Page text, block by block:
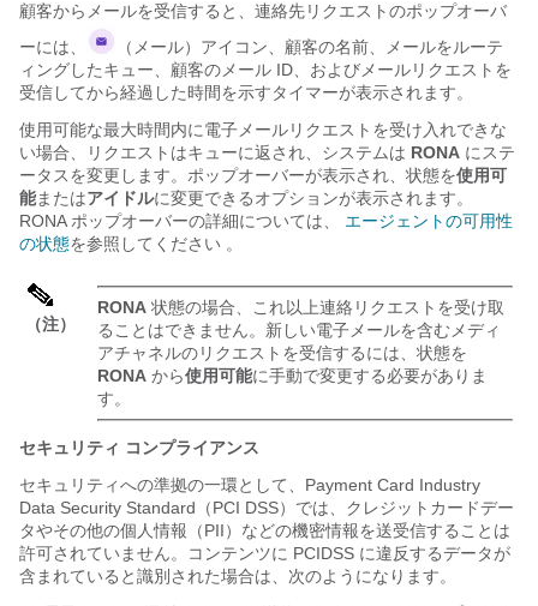
顧客からメールを受信すると、連絡先リクエストのポップオーバ
ーには、
（メール）アイコン、顧客の名前、メールをルーテ
ィングしたキュー、顧客のメール ID、およびメールリクエストを
受信してから経過した時間を示すタイマーが表示されます。
使用可能な最大時間内に電子メールリクエストを受け入れできな
い場合、リクエストはキューに返され、システムは RONA にステ
ータスを変更します。 ポップオーバーが表示され、状態を使用可
能またはアイドルに変更できるオプションが表示されます。
RONA ポップオーバーの詳細については、 エージェントの可用性
の状態を参照してください 。
（注）
RONA 状態の場合、これ以上連絡リクエストを受け取
ることはできません。新しい電子メールを含むメディ
アチャネルのリクエストを受信するには、状態を
RONA から使用可能に手動で変更する必要がありま
す。
セキュリティ コンプライアンス
セキュリティへの準拠の一環として、Payment Card Industry
Data Security Standard（PCI DSS）では、クレジットカードデー
タやその他の個人情報（PII）などの機密情報を送受信することは
許可されていません。コンテンツに PCIDSS に違反するデータが
含まれていると識別された場合は、次のようになります。